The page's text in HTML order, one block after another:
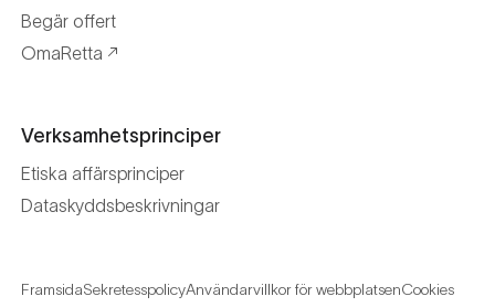
Begär offert
OmaRetta
Verksamhetsprinciper
Etiska affärsprinciper
Dataskyddsbeskrivningar
FramsidaSekretesspolicyAnvändarvillkor för webbplatsenCookies